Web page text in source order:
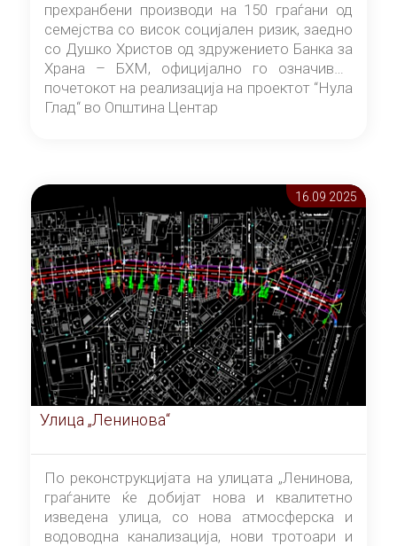
прехранбени производи на 150 граѓани од
семејства со висок социјален ризик, заедно
со Душко Христов од здружението Банка за
Храна – БХМ, официјално го означивме
почетокот на реализација на проектот “Нула
Глад“ во Општина Центар
16.09 2025
Улица „Ленинова“
По реконструкцијата на улицата „Ленинова,
граѓаните ќе добијат нова и квалитетно
изведена улица, со нова атмосферска и
водоводна канализација, нови тротоари и